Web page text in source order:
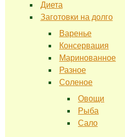
Диета
Заготовки на долго
Варенье
Консервация
Маринованное
Разное
Соленое
Овощи
Рыба
Сало